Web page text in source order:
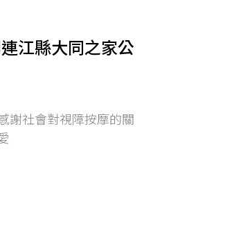
江縣大同之家公
謝社會對視障按摩的關